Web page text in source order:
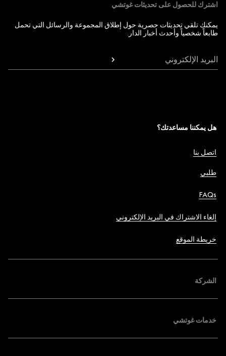
اشترك للحصول على تحديثات غوتشي
يمكنك تلقي تحديثات حصرية حول إطلاق المجموعة والرسائل التي تحمل
طابعاً شخصياً وأحدث أخبار الدار.
البريد الإلكتروني
هل يمكننا مساعدتك؟
اتصل بنا
طلبي
FAQs
إلغاء الاشتراك في البريد الإلكتروني
خريطة الموقع
الشركة
خدمات غوتشي